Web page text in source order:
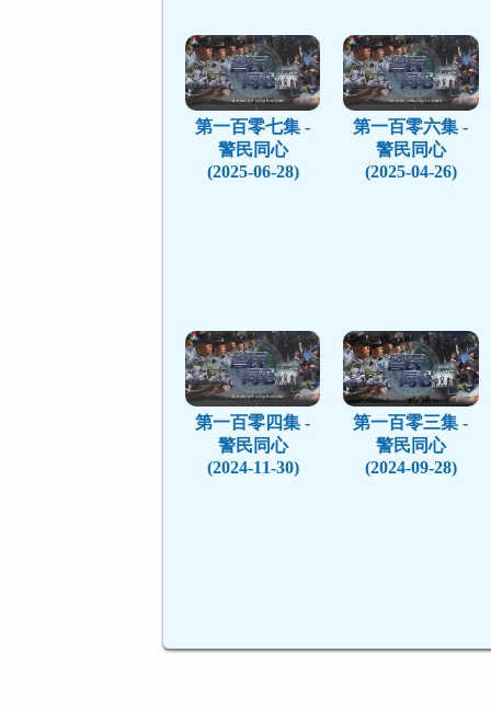
第一百零七集 -
警民同心
(2025-06-28)
第一百零六集 -
警民同心
(2025-04-26)
第一百零四集 -
警民同心
(2024-11-30)
第一百零三集 -
警民同心
(2024-09-28)